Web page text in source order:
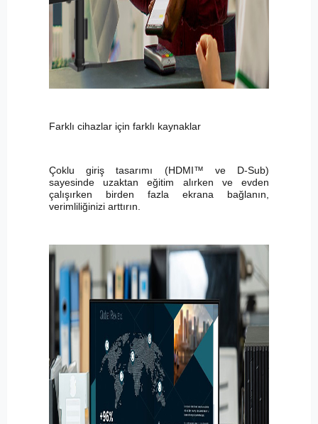
Farklı cihazlar için farklı kaynaklar
Çoklu giriş tasarımı (HDMI™ ve D-Sub)
sayesinde uzaktan eğitim alırken ve evden
çalışırken birden fazla ekrana bağlanın,
verimliliğinizi arttırın.